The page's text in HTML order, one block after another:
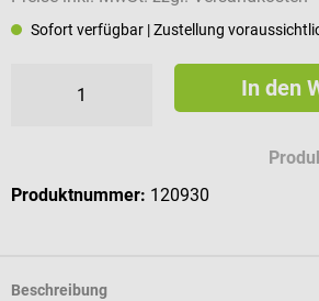
Sofort verfügbar | Zustellung
In den
Produktnummer: 120930
Beschreibung